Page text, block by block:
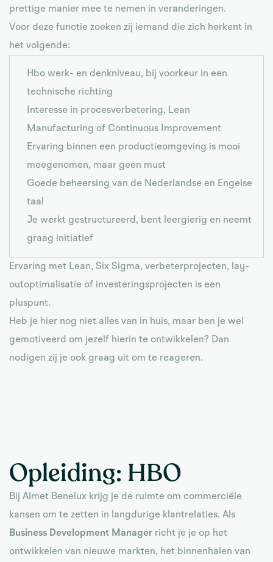
prettige manier mee te nemen in veranderingen.
Voor deze functie zoeken zij iemand die zich herkent in
het volgende:
Hbo werk- en denkniveau, bij voorkeur in een
technische richting
Interesse in procesverbetering, Lean
Manufacturing of Continuous Improvement
Ervaring binnen een productieomgeving is mooi
meegenomen, maar geen must
Goede beheersing van de Nederlandse en Engelse
taal
Je werkt gestructureerd, bent leergierig en neemt
graag initiatief
Ervaring met Lean, Six Sigma, verbeterprojecten, lay-
outoptimalisatie of investeringsprojecten is een
pluspunt.
Heb je hier nog niet alles van in huis, maar ben je wel
gemotiveerd om jezelf hierin te ontwikkelen? Dan
nodigen zij je ook graag uit om te reageren.
Opleiding: HBO
Bij Almet Benelux krijg je de ruimte om commerciële
kansen om te zetten in langdurige klantrelaties. Als
Business Development Manager richt je je op het
ontwikkelen van nieuwe markten, het binnenhalen van